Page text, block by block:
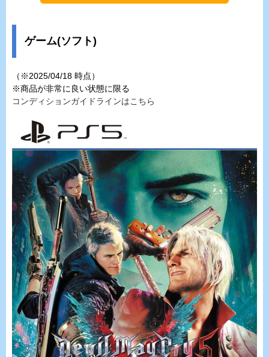
ゲーム(ソフト)
（※2025/04/18 時点）
※商品が非常に良い状態に限る
コンディションガイドラインはこちら